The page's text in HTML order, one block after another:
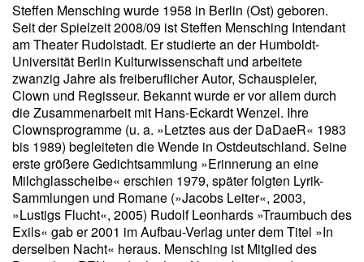
Steffen Mensching wurde 1958 in Berlin (Ost) geboren.
Seit der Spielzeit 2008/09 ist Steffen Mensching Intendant
am Theater Rudolstadt. Er studierte an der Humboldt-
Universität Berlin Kulturwissenschaft und arbeitete
zwanzig Jahre als freiberuflicher Autor, Schauspieler,
Clown und Regisseur. Bekannt wurde er vor allem durch
die Zusammenarbeit mit Hans-Eckardt Wenzel. Ihre
Clownsprogramme (u. a. »Letztes aus der DaDaeR« 1983
bis 1989) begleiteten die Wende in Ostdeutschland. Seine
erste größere Gedichtsammlung »Erinnerung an eine
Milchglasscheibe« erschien 1979, später folgten Lyrik-
Sammlungen und Romane (»Jacobs Leiter«, 2003,
»Lustigs Flucht«, 2005) Rudolf Leonhards »Traumbuch des
Exils« gab er 2001 im Aufbau-Verlag unter dem Titel »In
derselben Nacht« heraus. Mensching ist Mitglied des